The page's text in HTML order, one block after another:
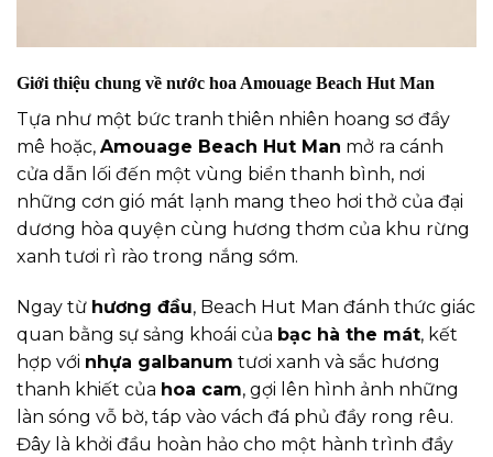
Giới thiệu chung về nước hoa Amouage Beach Hut Man
Tựa như một bức tranh thiên nhiên hoang sơ đầy
mê hoặc, Amouage Beach Hut Man mở ra cánh
cửa dẫn lối đến một vùng biển thanh bình, nơi
những cơn gió mát lạnh mang theo hơi thở của đại
dương hòa quyện cùng hương thơm của khu rừng
xanh tươi rì rào trong nắng sớm.
Ngay từ hương đầu, Beach Hut Man đánh thức giác
quan bằng sự sảng khoái của bạc hà the mát, kết
hợp với nhựa galbanum tươi xanh và sắc hương
thanh khiết của hoa cam, gợi lên hình ảnh những
làn sóng vỗ bờ, táp vào vách đá phủ đầy rong rêu.
Đây là khởi đầu hoàn hảo cho một hành trình đầy